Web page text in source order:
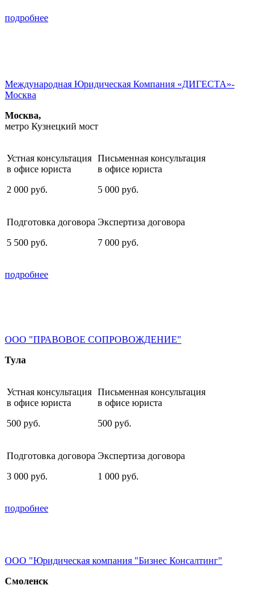
подробнее
Международная Юридическая Компания «ДИГЕСТА»-
Москва
Москва,
метро Кузнецкий мост
Устная консультация
в офисе юриста
2 000 руб.
Письменная консультация
в офисе юриста
5 000 руб.
Подготовка договора
5 500 руб.
Экспертиза договора
7 000 руб.
подробнее
ООО "ПРАВОВОЕ СОПРОВОЖДЕНИЕ"
Тула
Устная консультация
в офисе юриста
500 руб.
Письменная консультация
в офисе юриста
500 руб.
Подготовка договора
3 000 руб.
Экспертиза договора
1 000 руб.
подробнее
ООО "Юридическая компания "Бизнес Консалтинг"
Смоленск